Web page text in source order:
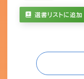
選書リストに追加